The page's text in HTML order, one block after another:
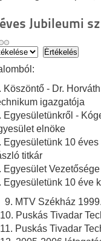
Jubileumi
Köszöntő - Dr.
igazgatója
Egyesületünkről -
elnöke
Egyesületünk 10
titkár
Egyesület Vezetősége
Egyesületünk 10 éve
9. MTV Székház
10. Puskás Tivadar
11. Puskás Tivadar